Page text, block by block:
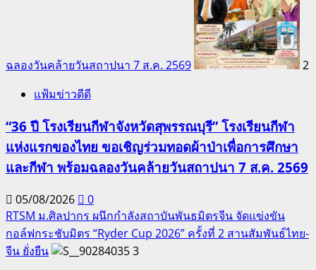
ฉลองวันคล้ายวันสถาปนา 7 ส.ค. 2569
2
แฟ้มข่าวดีดี
“36 ปี โรงเรียนกีฬาจังหวัดสุพรรณบุรี” โรงเรียนกีฬา
แห่งแรกของไทย ขอเชิญร่วมทอดผ้าป่าเพื่อการศึกษา
และกีฬา พร้อมฉลองวันคล้ายวันสถาปนา 7 ส.ค. 2569
05/08/2026
0
RTSM ม.ศิลปากร ผนึกกำลังสถาบันพันธมิตรจีน จัดแข่งขัน
กอล์ฟกระชับมิตร “Ryder Cup 2026” ครั้งที่ 2 สานสัมพันธ์ไทย-
จีน ยั่งยืน
3